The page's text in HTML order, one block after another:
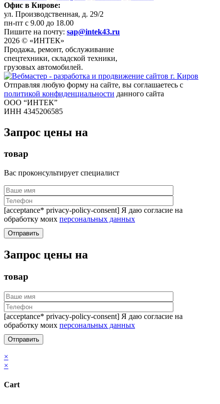
Офис в Кирове:
ул. Производственная, д. 29/2
пн-пт с 9.00 до 18.00
Пишите на почту: sap@intek43.ru
2026 © «ИНТЕК»
Продажа, ремонт, обслуживание
спецтехники, складской техники,
грузовых автомобилей.
Отправляя любую форму на сайте, вы соглашаетесь с
политикой конфиденциальности данного сайта
ООО “ИНТЕК”
ИНН 4345206585
Запрос цены на
товар
Вас проконсультирует специалист
[acceptance* privacy-policy-consent] Я даю согласие на
обработку моих персональных данных
Запрос цены на
товар
[acceptance* privacy-policy-consent] Я даю согласие на
обработку моих персональных данных
×
×
Cart